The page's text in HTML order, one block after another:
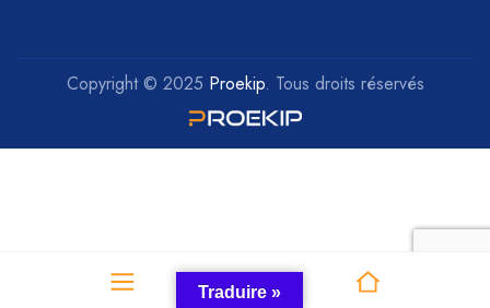
Copyright © 2025 Proekip. Tous droits réservés
Traduire »